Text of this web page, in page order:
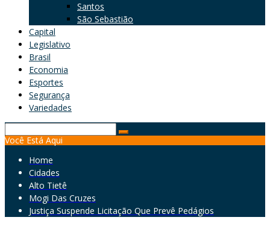
Santos
São Sebastião
Capital
Legislativo
Brasil
Economia
Esportes
Segurança
Variedades
for:
Você Está Aqui
Home
Cidades
Alto Tietê
Mogi Das Cruzes
Justiça Suspende Licitação Que Prevê Pedágios